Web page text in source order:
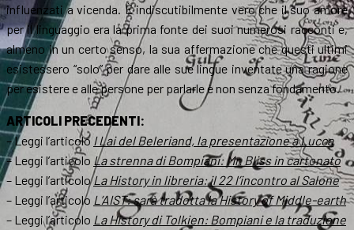
influenzati a vicenda. È indiscutibilmente vero che il suo amore
per il linguaggio era la prima fonte dei suoi numerosi racconti e,
almeno in un certo senso, la sua affermazione che questi ultimi
esistessero “solo” per dare alle sue lingue inventate una ragione
per esistere e alle persone per parlarle è non senza fondamento.
ARTICOLI PRECEDENTI:
– Leggi l’articolo I Lai del Beleriand, la presentazione a Lucca
– Leggi l’articolo La strenna di Bompiani: Mr. Bliss in cartonato
– Leggi l’articoloLa History in libreria: il 22 l’incontro al Salone
– Leggi l’articolo L’AIST: sarà tradotta la History of Middle-earth
– Leggi l’articolo La History di Tolkien: Bompiani e la traduzione